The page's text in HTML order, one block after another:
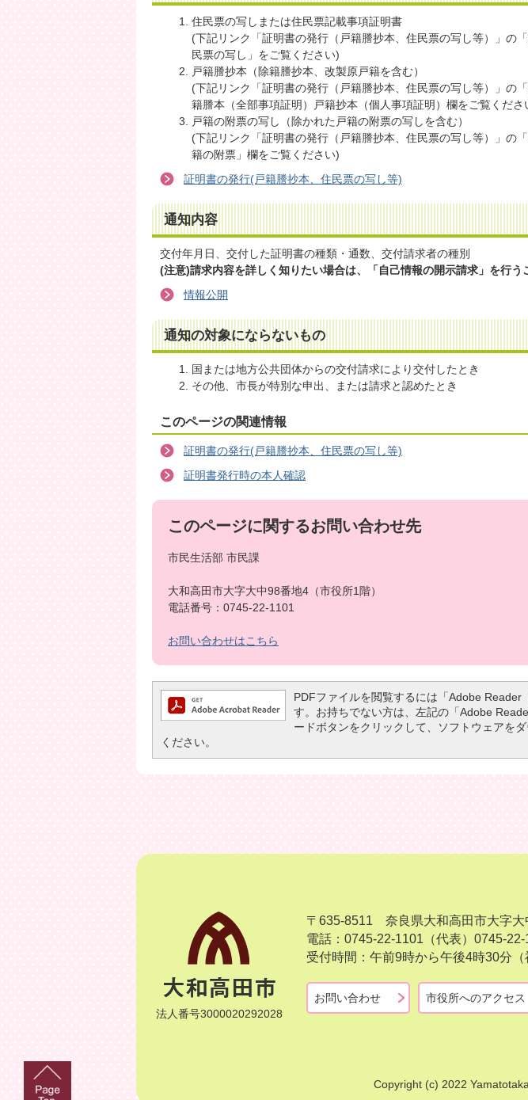
住民票の写しまたは住民票記載事項証明書
(下記リンク「証明書の発行（戸籍謄抄本、住民票の写し等）」の
民票の写し」をご覧ください)
戸籍謄抄本（除籍謄抄本、改製原戸籍を含む）
(下記リンク「証明書の発行（戸籍謄抄本、住民票の写し等）」の
籍謄本（全部事項証明）戸籍抄本（個人事項証明）欄をご覧くださ
戸籍の附票の写し（除かれた戸籍の附票の写しを含む）
(下記リンク「証明書の発行（戸籍謄抄本、住民票の写し等）」の
籍の附票」欄をご覧ください)
証明書の発行(戸籍謄抄本、住民票の写し等)
通知内容
交付年月日、交付した証明書の種類・通数、交付請求者の種別
(注意)請求内容を詳しく知りたい場合は、「自己情報の開示請求」を行う
情報公開
通知の対象にならないもの
国または地方公共団体からの交付請求により交付したとき
その他、市長が特別な申出、または請求と認めたとき
このページの関連情報
証明書の発行(戸籍謄抄本、住民票の写し等)
証明書発行時の本人確認
このページに関するお問い合わせ先
市民生活部 市民課
大和高田市大字大中98番地4（市役所1階）
電話番号：0745-22-1101
お問い合わせはこちら
PDFファイルを閲覧するには「Adobe Reader
す。お持ちでない方は、左記の「Adobe
ードボタンをクリックして、ソフトウェアを
ください。
法人番号3000020292028
〒635-8511 奈良県大和高田市大字大
電話：0745-22-1101（代表） 0745-22-
受付時間：午前9時から午後4時30分
お問い合わせ 市役所へのアクセス
Copyright (c) 2022